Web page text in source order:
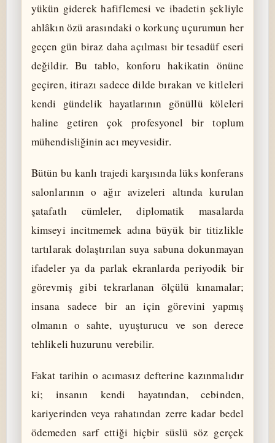
yükün giderek hafiflemesi ve ibadetin şekliyle
ahlâkın özü arasındaki o korkunç uçurumun her
geçen gün biraz daha açılması bir tesadüf eseri
değildir. Bu tablo, konforu hakikatin önüne
geçiren, itirazı sadece dilde bırakan ve kitleleri
kendi gündelik hayatlarının gönüllü köleleri
haline getiren çok profesyonel bir toplum
mühendisliğinin acı meyvesidir.
Bütün bu kanlı trajedi karşısında lüks konferans
salonlarının o ağır avizeleri altında kurulan
şatafatlı cümleler, diplomatik masalarda
kimseyi incitmemek adına büyük bir titizlikle
tartılarak dolaştırılan suya sabuna dokunmayan
ifadeler ya da parlak ekranlarda periyodik bir
görevmiş gibi tekrarlanan ölçülü kınamalar;
insana sadece bir an için görevini yapmış
olmanın o sahte, uyuşturucu ve son derece
tehlikeli huzurunu verebilir.
Fakat tarihin o acımasız defterine kazınmalıdır
ki; insanın kendi hayatından, cebinden,
kariyerinden veya rahatından zerre kadar bedel
ödemeden sarf ettiği hiçbir süslü söz gerçek